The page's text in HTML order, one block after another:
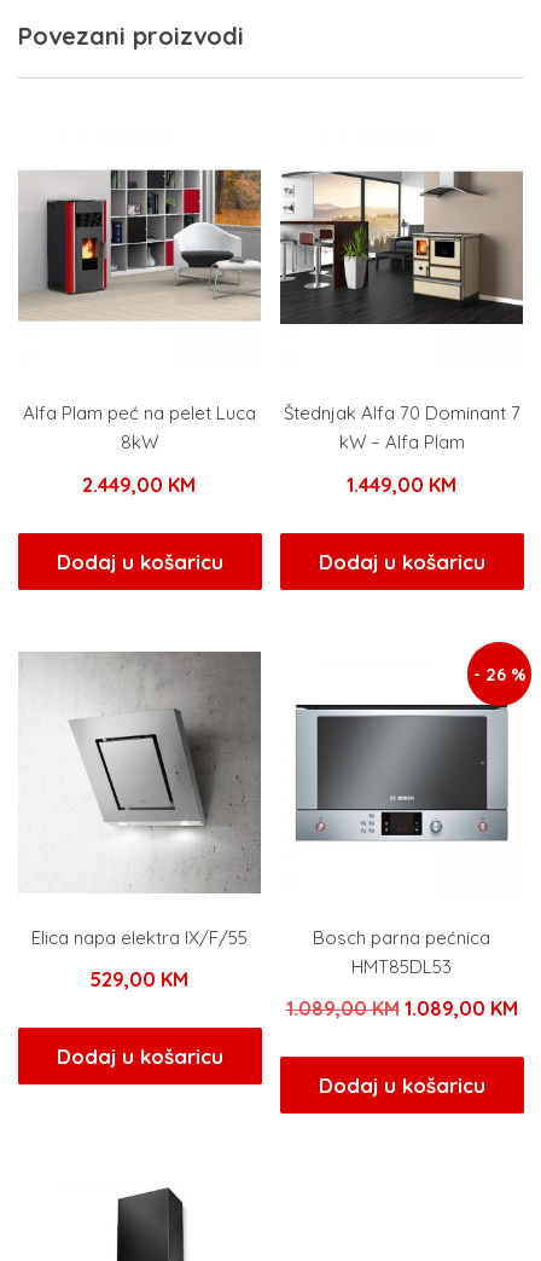
Povezani proizvodi
Alfa Plam peć na pelet Luca
8kW
2.449,00 KM
Dodaj u košaricu
Štednjak Alfa 70 Dominant 7
kW – Alfa Plam
1.449,00 KM
Dodaj u košaricu
Elica napa elektra IX/F/55
529,00 KM
Dodaj u košaricu
- 26 %
Bosch parna pećnica
HMT85DL53
1.089,00KM Izvorna
bila
je:
1.089,00 KM
Dodaj u košaricu